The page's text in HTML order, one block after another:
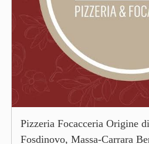
Pizzeria Focacceria Origine
Fosdinovo, Massa-Carrara